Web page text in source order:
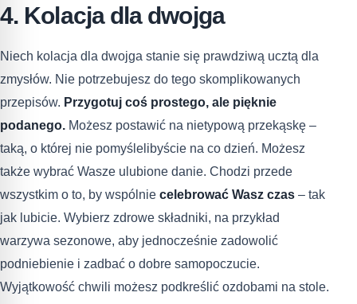
4. Kolacja dla dwojga
Niech kolacja dla dwojga stanie się prawdziwą ucztą dla
zmysłów. Nie potrzebujesz do tego skomplikowanych
przepisów. Przygotuj coś prostego, ale pięknie
podanego. Możesz postawić na nietypową przekąskę –
taką, o której nie pomyślelibyście na co dzień. Możesz
także wybrać Wasze ulubione danie. Chodzi przede
wszystkim o to, by wspólnie celebrować Wasz czas – tak
jak lubicie. Wybierz zdrowe składniki, na przykład
warzywa sezonowe, aby jednocześnie zadowolić
podniebienie i zadbać o dobre samopoczucie.
Wyjątkowość chwili możesz podkreślić ozdobami na stole.